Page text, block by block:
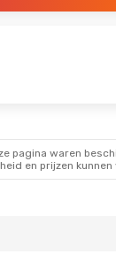
pagina waren
en prijzen kunnen